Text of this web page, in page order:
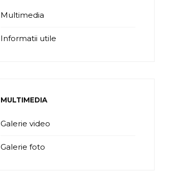
Multimedia
Informatii utile
MULTIMEDIA
Galerie video
Galerie foto